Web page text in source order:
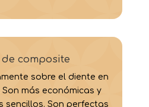
composite
sobre el diente en
más económicas y
sencillos. Son perfectas